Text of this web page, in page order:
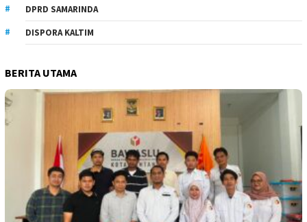
DPRD SAMARINDA
DISPORA KALTIM
BERITA UTAMA